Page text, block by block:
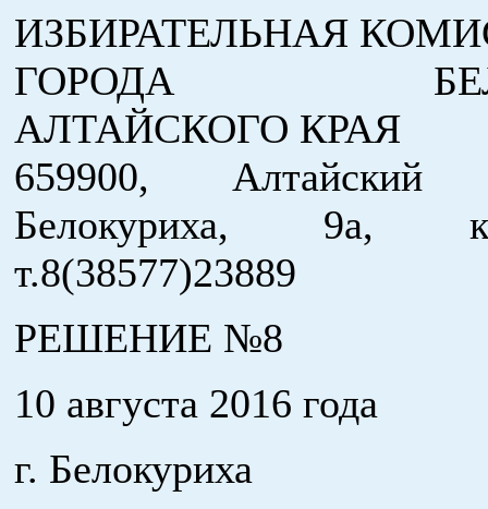
ИЗБИРАТЕЛЬНАЯ
ГОРОДА
АЛТАЙСКОГО КРАЯ
659900,
Белокуриха, 9а,
т.8(38577)23889
РЕШЕНИЕ №8
10 августа 2016 года
г. Белокуриха